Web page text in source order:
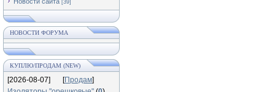
[39]
НОВОСТИ ФОРУМА
КУПЛЮ/ПРОДАМ (NEW)
[2026-08-07] [Продам]